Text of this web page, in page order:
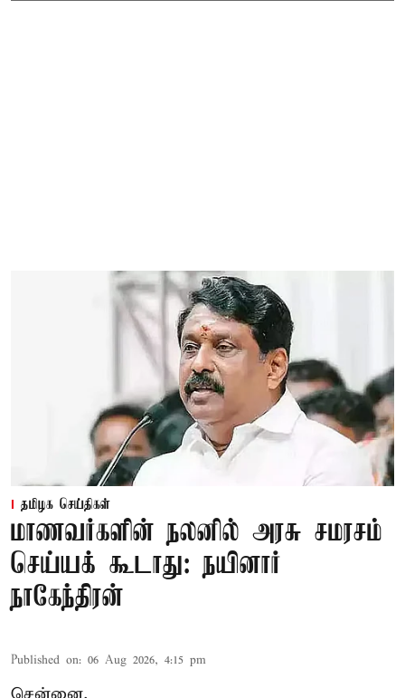
தமிழக செய்திகள்
மாணவர்களின் நலனில் அரசு சமரசம்
செய்யக் கூடாது: நயினார்
நாகேந்திரன்
Published on: 06 Aug 2026, 4:15 pm